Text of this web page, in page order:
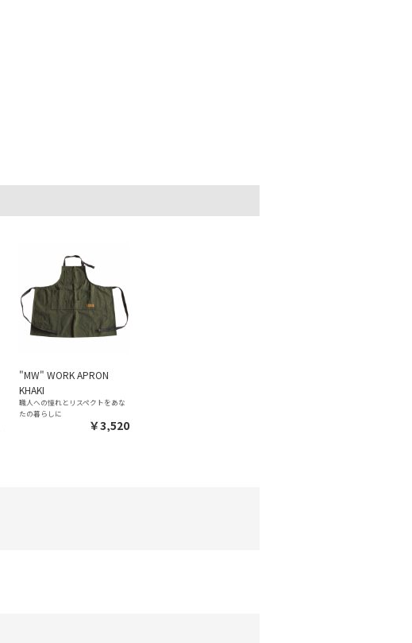
"MW" WORK APRON
KHAKI
職人への憧れとリスペクトをあな
たの暮らしに
￥3,520